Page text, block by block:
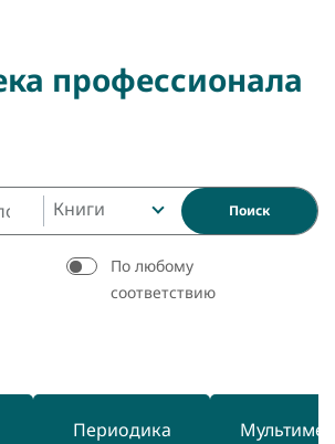
профессионала
Книги Поиск
По любому
соответствию
Периодика